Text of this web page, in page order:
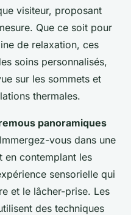
visiteur, proposant
Que ce soit pour
de relaxation, ces
soins personnalisés,
sur les sommets et
thermales.
panoramiques
vous dans une
en contemplant les
sensorielle qui
et le lâcher-prise. Les
des techniques